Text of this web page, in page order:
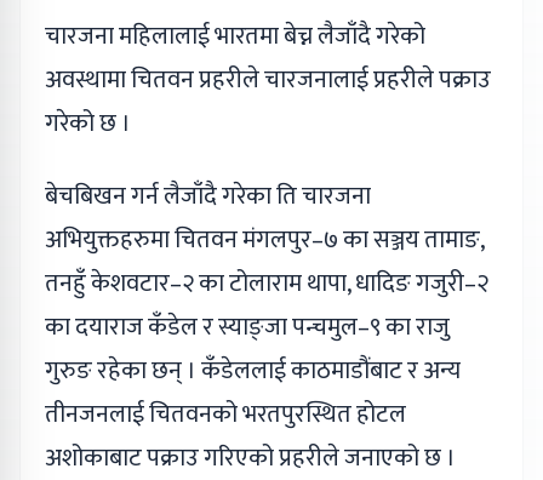
चारजना महिलालाई भारतमा बेच्न लैजाँदै गरेको
अवस्थामा चितवन प्रहरीले चारजनालाई प्रहरीले पक्राउ
गरेको छ ।
बेचबिखन गर्न लैजाँदै गरेका ति चारजना
अभियुक्तहरुमा चितवन मंगलपुर–७ का सञ्जय तामाङ,
तनहुँ केशवटार–२ का टोलाराम थापा, धादिङ गजुरी–२
का दयाराज कँडेल र स्याङ्जा पन्चमुल–९ का राजु
गुरुङ रहेका छन् । कँडेललाई काठमाडौंबाट र अन्य
तीनजनलाई चितवनको भरतपुरस्थित होटल
अशोकाबाट पक्राउ गरिएको प्रहरीले जनाएको छ ।